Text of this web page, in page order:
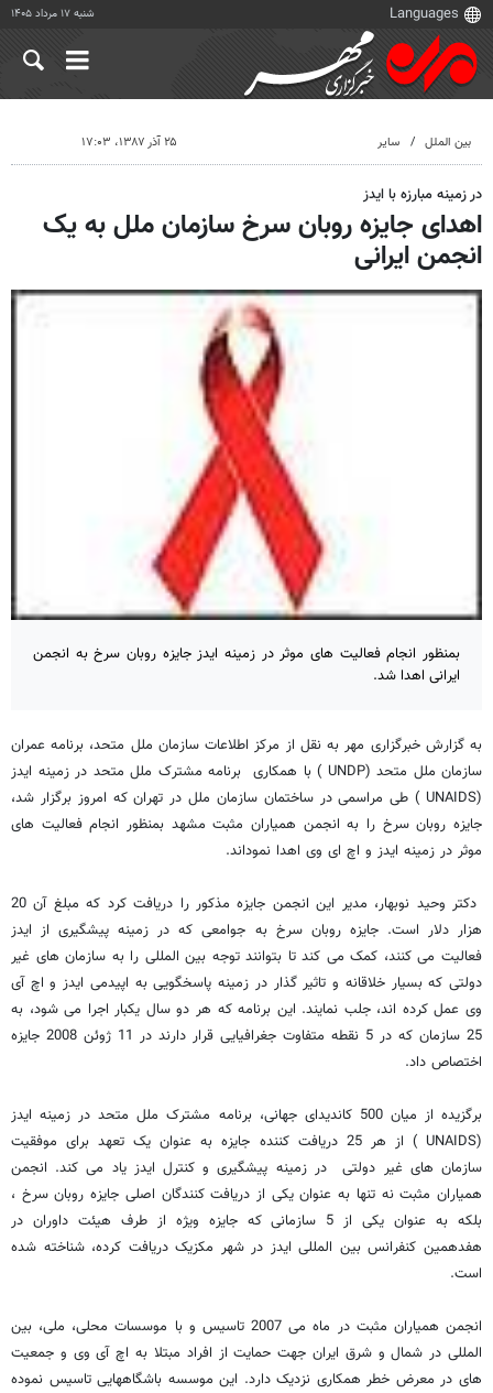
شنبه ۱۷ مرداد ۱۴۰۵
بین الملل سایر ۲۵ آذر ۱۳۸۷، ۱۷:۰۳
در زمینه مبارزه با ایدز
اهدای جایزه روبان سرخ سازمان ملل به یک
انجمن ایرانی
بمنظور انجام فعالیت های موثر در زمینه ایدز جایزه روبان سرخ به انجمن
ایرانی اهدا شد.
به گزارش خبرگزاری مهر به نقل از مرکز اطلاعات سازمان ملل متحد، برنامه عمران
سازمان ملل متحد (UNDP ) با همکاری برنامه مشترک ملل متحد در زمینه ایدز
(UNAIDS ) طی مراسمی در ساختمان سازمان ملل در تهران که امروز برگزار شد،
جایزه روبان سرخ را به انجمن همیاران مثبت مشهد بمنظور انجام فعالیت های
موثر در زمینه ایدز و اچ ای وی اهدا نموداند.
دکتر وحید نوبهار، مدیر این انجمن جایزه مذکور را دریافت کرد که مبلغ آن 20
هزار دلار است. جایزه روبان سرخ به جوامعی که در زمینه پیشگیری از ایدز
فعالیت می کنند، کمک می کند تا بتوانند توجه بین المللی را به سازمان های غیر
دولتی که بسیار خلاقانه و تاثیر گذار در زمینه پاسخگویی به اپیدمی ایدز و اچ آی
وی عمل کرده اند، جلب نمایند. این برنامه که هر دو سال یکبار اجرا می شود، به
25 سازمان که در 5 نقطه متفاوت جغرافیایی قرار دارند در 11 ژوئن 2008 جایزه
اختصاص داد.
برگزیده از میان 500 کاندیدای جهانی، برنامه مشترک ملل متحد در زمینه ایدز
(UNAIDS ) از هر 25 دریافت کننده جایزه به عنوان یک تعهد برای موفقیت
سازمان های غیر دولتی در زمینه پیشگیری و کنترل ایدز یاد می کند. انجمن
همیاران مثبت نه تنها به عنوان یکی از دریافت کنندگان اصلی جایزه روبان سرخ ،
بلکه به عنوان یکی از 5 سازمانی که جایزه ویژه از طرف هیئت داوران در
هفدهمین کنفرانس بین المللی ایدز در شهر مکزیک دریافت کرده، شناخته شده
است.
انجمن همیاران مثبت در ماه می 2007 تاسیس و با موسسات محلی، ملی، بین
المللی در شمال و شرق ایران جهت حمایت از افراد مبتلا به اچ آی وی و جمعیت
های در معرض خطر همکاری نزدیک دارد. این موسسه باشگاههایی تاسیس نموده